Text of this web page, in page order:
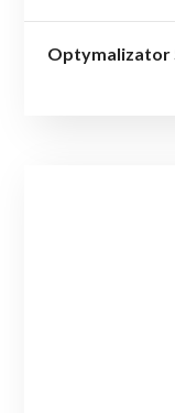
Optymalizator